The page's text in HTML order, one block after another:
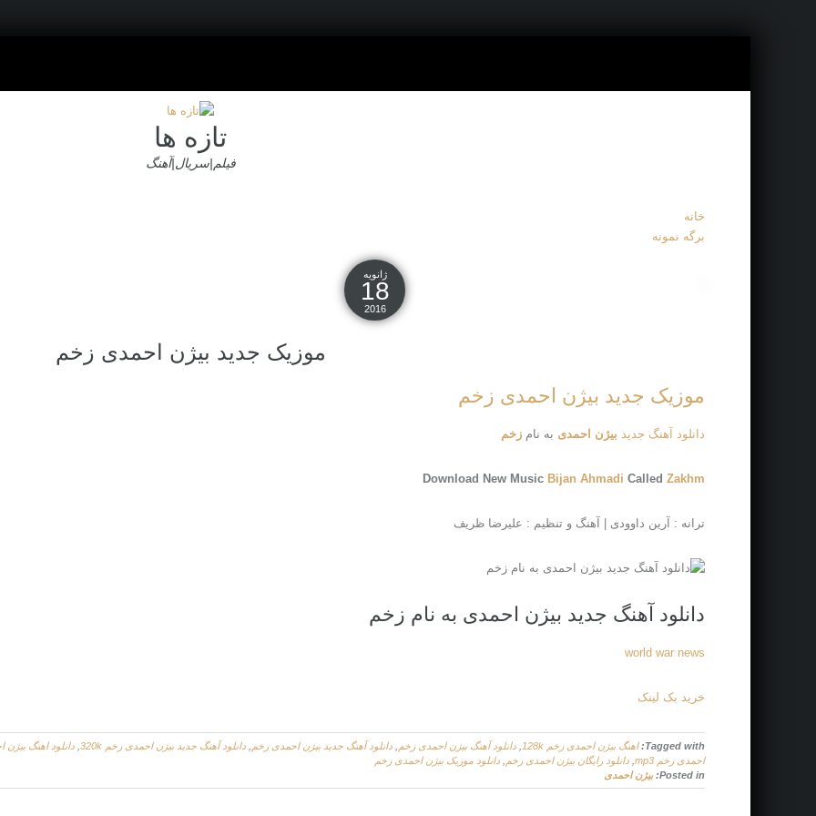
تازه ها
فیلم|سریال|آهنگ
خانه
برگه نمونه
ژانویه
18
2016
موزیک جدید بیژن احمدی زخم
موزیک جدید بیژن احمدی زخم
دانلود آهنگ جدید بیژن احمدی به نام زخم
Download New Music Bijan Ahmadi Called Zakhm
ترانه : آرین داوودی | آهنگ و تنظیم : علیرضا ظریف
دانلود آهنگ جدید بیژن احمدی به نام زخم
world war news
خرید بک لینک
Tagged with: اهنگ بیژن احمدی زخم 128k دانلود آهنگ بیژن احمدی زخم دانلود آهنگ جدید بیژن احمدی زخم دانلود آهنگ جدید بیژن احمدی زخم 320k دانلود اهنگ
احمدی زخم mp3
دانلود رایگان بیژن احمدی زخم
دانلود موزیک بیژن احمدی زخم
Posted in: بیژن احمدی